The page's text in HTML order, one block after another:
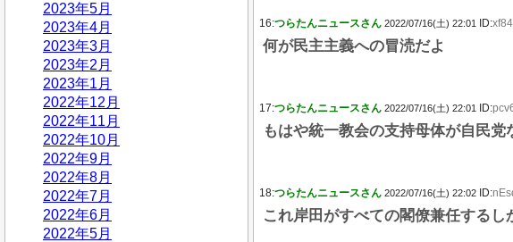
2023年5月
2023年4月
2023年3月
2023年2月
2023年1月
2022年12月
2022年11月
2022年10月
2022年9月
2022年8月
2022年7月
2022年6月
2022年5月
16:つらたんニュースさん 2022/07/16(土) 22:01 ID:
何が民主主義への冒涜だよ
17:つらたんニュースさん 2022/07/16(土) 22:01 ID:
もはや統一教会の支持母体が自民党
18:つらたんニュースさん 2022/07/16(土) 22:02 ID:
これ岸田がすべての閣僚兼任するし